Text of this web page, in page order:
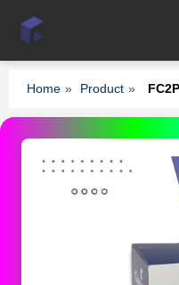
Home » Product »